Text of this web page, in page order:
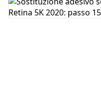
Aggiungi